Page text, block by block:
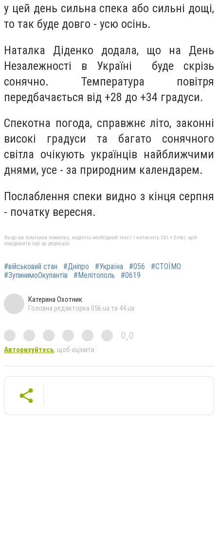
у цей день сильна спека або сильні дощі,
то так буде довго - усю осінь.
Наталка Діденко додала, що на День
Незалежності в Україні буде скрізь
сонячно. Температура повітря
передбачається від +28 до +34 градуси.
Спекотна погода, справжнє літо, законні
високі градуси та багато сонячного
світла очікують українців найближчими
днями, усе - за природним календарем.
Послаблення спеки видно з кінця серпня
- початку вересня.
Якщо ви помітили помилку, виділіть необхідний текст і натисніть Ctrl + Enter, щоб
повідомити про це редакцію
#військовий стан #Дніпро #Україна #056
#СТОЇМО
#ЗупинимоОкупантів
#Мелітополь #0619
Катерина Охотник
Головна редакторка 056.ua та 44.ua
0,0
Авторизуйтесь, щоб оцінити